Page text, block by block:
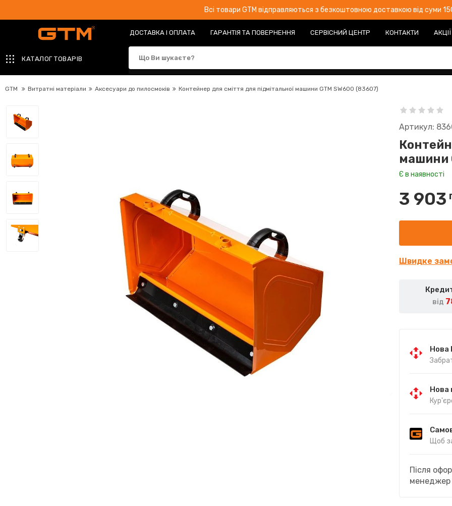
Всі товари GTM відправляються з безкоштовною доставкою від суми
ДОСТАВКА І ОПЛАТА ГАРАНТІЯ ТА ПОВЕРНЕННЯ СЕРВІСНИЙ ЦЕНТР КОНТАКТИ АКЦІЇ
КАТАЛОГ ТОВАРІВ
GTM Витратні матеріали Аксесуари до пилосмоків Контейнер для сміття для підмітальної машини GTM SW600 (83607)
Артикул:
машини
Є в наявності
3 903
Швидке
від
Нова
Нова
Щоб
Після
менеджер